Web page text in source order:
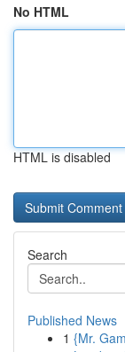
No HTML
HTML is disabled
Search
Published News
1 {Mr.